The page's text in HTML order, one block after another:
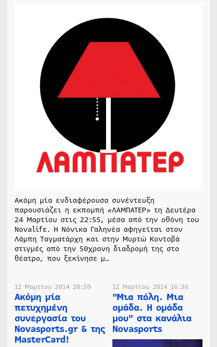
Ακόμη μία ενδιαφέρουσα συνέντευξη
παρουσιάζει η εκπομπή «ΛΑΜΠΑΤΕΡ» τη Δευτέρα
24 Μαρτίου στις 22:55, μέσα από την οθόνη του
Novalifε. Η Νόνικα Γαληνέα αφηγείται στον
Λάμπη Ταγματάρχη και στην Μυρτώ Κοντοβά
στιγμές από την 50χρονη διαδρομή της στο
θέατρο, που ξεκίνησε μ…
12 Μαρτίου 2014 20:50
Ακόμη μία
πετυχημένη
συνεργασία του
Novasports.gr & της
MasterCard!
12 Μαρτίου 2014 16:36
"Μια πόλη. Μια
ομάδα. Η ομάδα
μου" στα κανάλια
Novasports